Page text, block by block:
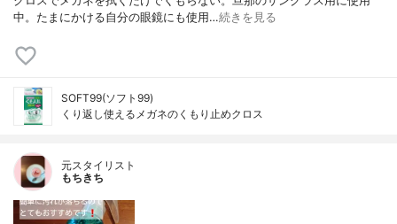
中。たまにかける自分の眼鏡にも使用…続きを見る
SOFT99(ソフト99)
くり返し使えるメガネのくもり止めクロス
元スタイリスト
もちきち